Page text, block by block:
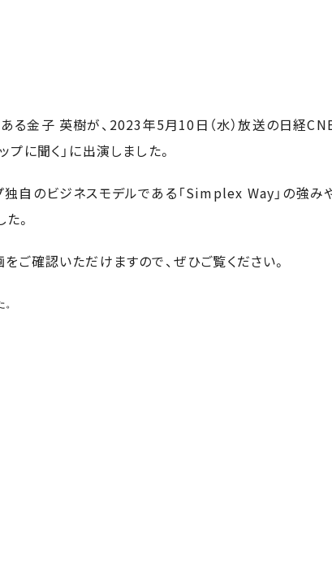
る金子 英樹が、2023年5月10日（水）放送の日経
プに聞く」に出演しました。
独自のビジネスモデルである「Simplex Way」の強み
。
ご確認いただけますので、ぜひご覧ください。